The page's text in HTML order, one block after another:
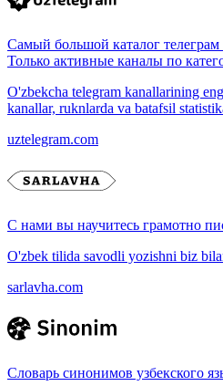
Самый большой каталог телеграм
Только активные каналы по
O'zbekcha telegram kanallarining
kanallar, ruknlarda va batafsil
uztelegram.com
С нами вы научитесь грамотно
O'zbek tilida savodli yozishni biz
sarlavha.com
Словарь синонимов узбекского